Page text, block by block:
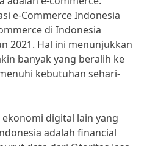
e-Commerce Indonesia
di Indonesia
2021. Hal ini menunjukkan
banyak yang beralih ke
kebutuhan sehari-
digital lain yang
adalah financial